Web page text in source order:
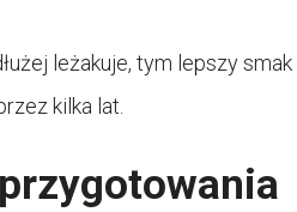
leżakuje, tym lepszy smak
kilka lat.